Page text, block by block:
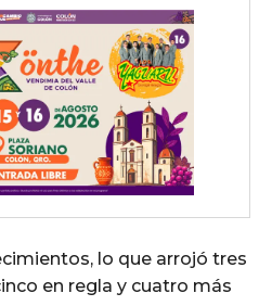
lo que arrojó tres
en regla y cuatro más